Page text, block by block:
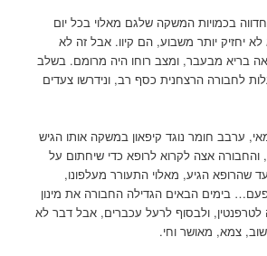
בכמויות המשקה שלגם מאלוי בכל יום
לא יחזיק יותר משבוע, הם קיוו. אבל זה לא
בריא מבעבר, ומצב רוחו היה מרומם. בשלב
לחבורה הרצחנית כסף רב, ונידרשו צעדים
ערבב חומר נוגד קיפאון במשקה אותו הגיש
והחבורה אצה לקרוא לרופא כדי שיחתום על
שהרופא הגיע, מאלוי התעורר מעלפונו,
בימים הבאים הגדילה החבורה את מינון
ולבסוף לרעל עכברים, אבל דבר לא
צמא, מאושר וחי.